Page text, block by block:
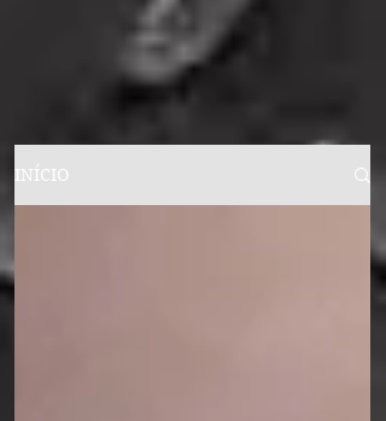
INÍCIO